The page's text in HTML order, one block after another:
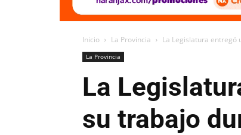
Inicio La Provincia La Legislatura entregó
La Provincia
La
su trabajo